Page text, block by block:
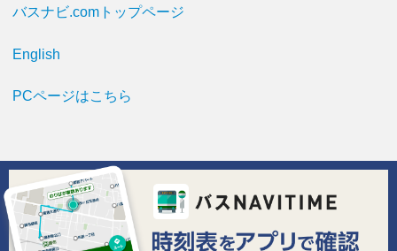
バスナビ.comトップページ
English
PCページはこちら